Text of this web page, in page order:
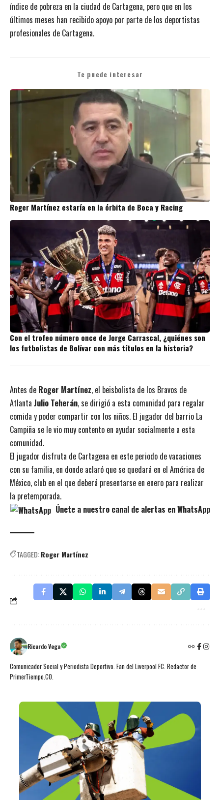
índice de pobreza en la ciudad de Cartagena, pero que en los
últimos meses han recibido apoyo por parte de los deportistas
profesionales de Cartagena.
Te puede interesar
Roger Martínez estaría en la órbita de Boca y Racing
Con el trofeo número once de Jorge Carrascal, ¿quiénes son
los futbolistas de Bolívar con más títulos en la historia?
Antes de Roger Martínez, el beisbolista de los Bravos de
Atlanta Julio Teherán, se dirigió a esta comunidad para regalar
comida y poder compartir con los niños. El jugador del barrio La
Campiña se le vio muy contento en ayudar socialmente a esta
comunidad.
El jugador disfruta de Cartagena en este periodo de vacaciones
con su familia, en donde aclaró que se quedará en el América de
México, club en el que deberá presentarse en enero para realizar
la pretemporada.
Únete a nuestro canal de alertas en WhatsApp
TAGGED:Roger Martínez
Ricardo Vega
Comunicador Social y Periodista Deportivo. Fan del Liverpool FC. Redactor de
PrimerTiempo.CO.